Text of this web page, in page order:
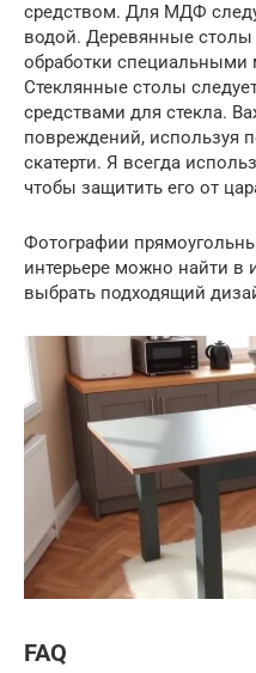
средством. Для МДФ
водой. Деревянные столы
обработки
Стеклянные столы
средствами для стекла.
повреждений, используя
скатерти. Я всегда
чтобы защитить его от
Фотографии
интерьере можно найти в
выбрать подходящий
FAQ